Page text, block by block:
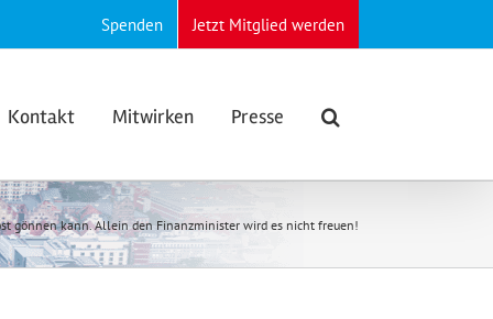
Spenden Jetzt Mitglied werden
Kontakt Mitwirken Presse
gönnen kann. Allein den Finanzminister wird es nicht freuen!